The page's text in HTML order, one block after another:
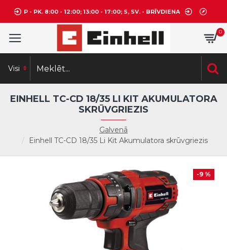
P - PK. 8:00 - 12:00; 13:00 - 17:00; S, SV. - BRĪVDIENA
0
Visi
Galvenā
Einhell TC-CD 18/35 Li Kit Akumulatora skrūvgriezis
EINHELL TC-CD 18/35 LI KIT AKUMULATORA
SKRŪVGRIEZIS
-9 %